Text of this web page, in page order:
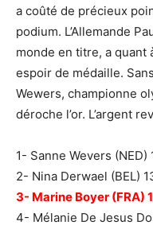
a coûté de précieux
podium. L’Allemande
monde en titre, a
espoir de médaille.
Wewers, championne
déroche l’or. L’argent
1- Sanne Wevers (NED)
2- Nina Derwael (BEL)
3- Marine Boyer (FRA)
4- Mélanie De Jesus